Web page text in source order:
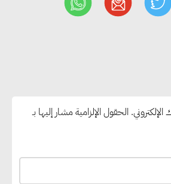
الحقول الإلزامية مشار إليها بـ
الخير في مصر» لتوفير
والاستثمارات والتعاون في
منخفض الكربون